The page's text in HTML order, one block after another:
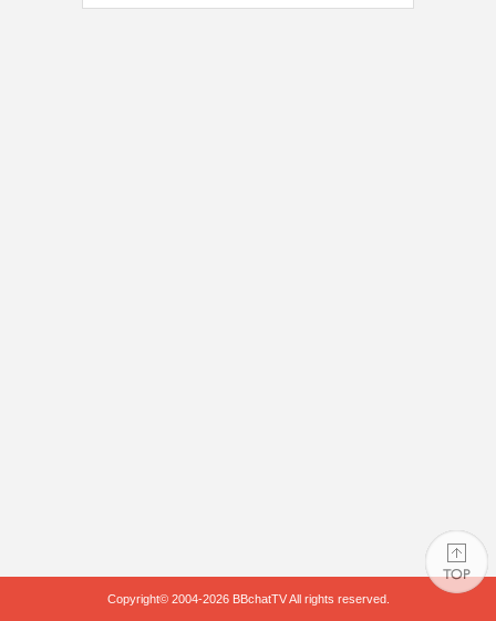
Copyright© 2004-2026 BBchatTVAll rights reserved.